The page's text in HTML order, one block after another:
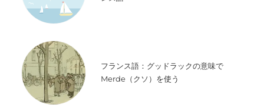
フランス語：グッドラックの意味で
Merde（クソ）を使う